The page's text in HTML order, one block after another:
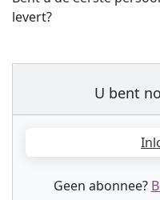
levert?
U bent
Geen abonnee?